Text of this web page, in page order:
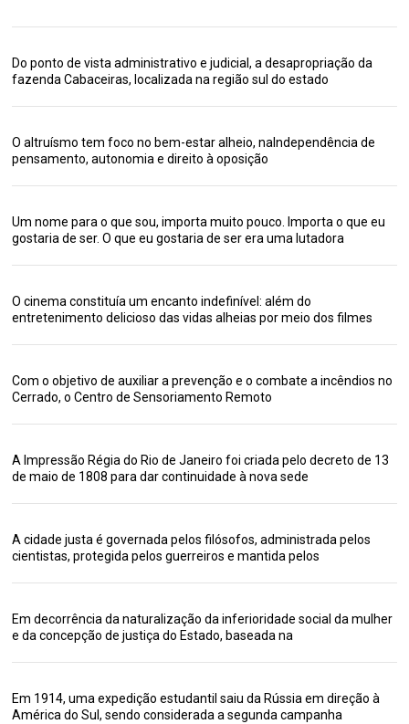
Do ponto de vista administrativo e judicial, a desapropriação da
fazenda Cabaceiras, localizada na região sul do estado
O altruísmo tem foco no bem-estar alheio, naIndependência de
pensamento, autonomia e direito à oposição
Um nome para o que sou, importa muito pouco. Importa o que eu
gostaria de ser. O que eu gostaria de ser era uma lutadora
O cinema constituía um encanto indefinível: além do
entretenimento delicioso das vidas alheias por meio dos filmes
Com o objetivo de auxiliar a prevenção e o combate a incêndios no
Cerrado, o Centro de Sensoriamento Remoto
A Impressão Régia do Rio de Janeiro foi criada pelo decreto de 13
de maio de 1808 para dar continuidade à nova sede
A cidade justa é governada pelos filósofos, administrada pelos
cientistas, protegida pelos guerreiros e mantida pelos
Em decorrência da naturalização da inferioridade social da mulher
e da concepção de justiça do Estado, baseada na
Em 1914, uma expedição estudantil saiu da Rússia em direção à
América do Sul, sendo considerada a segunda campanha